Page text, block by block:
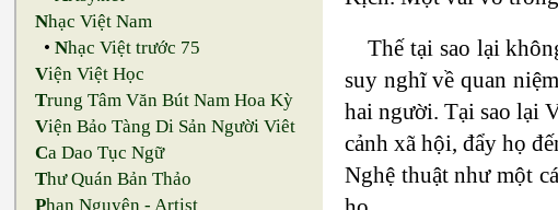
Nhạc Việt Nam
•Nhạc Việt trước 75
Viện Việt Học
Trung Tâm Văn Bút Nam Hoa Kỳ
Viện Bảo Tàng Di Sản Người Viêt
Ca Dao Tục Ngữ
Thư Quán Bản Thảo
Phan Nguyên - Artist
Thế tại sao lại
suy nghĩ về quan
hai người. Tại sao lại
cảnh xã hội, đẩy họ
Nghệ thuật như một